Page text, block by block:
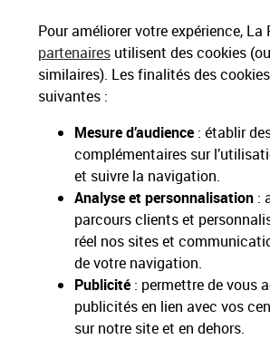
Pour améliorer votre expérience, La
partenaires utilisent des cookies
similaires). Les finalités des
suivantes :
Mesure d’audience : établir
complémentaires sur
et suivre la navigation.
Analyse et personnalisation :
parcours clients et
réel nos sites et
de votre navigation.
Publicité : permettre de vous
publicités en lien avec vos
sur notre site et en dehors.
Livraison gratuite
Hors livres et hors produits marketplace
Applications La Poste
Restons connectés
Services Pros